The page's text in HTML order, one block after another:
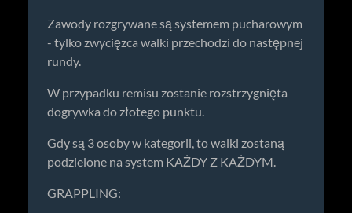
Zawody rozgrywane są systemem pucharowym
- tylko zwycięzca walki przechodzi do następnej
rundy.
W przypadku remisu zostanie rozstrzygnięta
dogrywka do złotego punktu.
Gdy są 3 osoby w kategorii, to walki zostaną
podzielone na system KAŻDY Z KAŻDYM.
GRAPPLING: